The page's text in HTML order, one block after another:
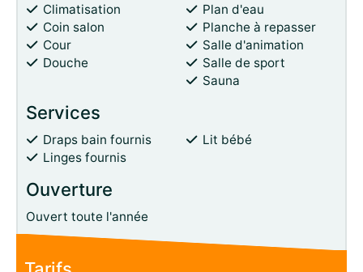
Climatisation
Coin salon
Cour
Douche
Plan d'eau
Planche à repasser
Salle d'animation
Salle de sport
Sauna
Services
Draps bain fournis
Linges fournis
Lit bébé
Ouverture
Ouvert toute l'année